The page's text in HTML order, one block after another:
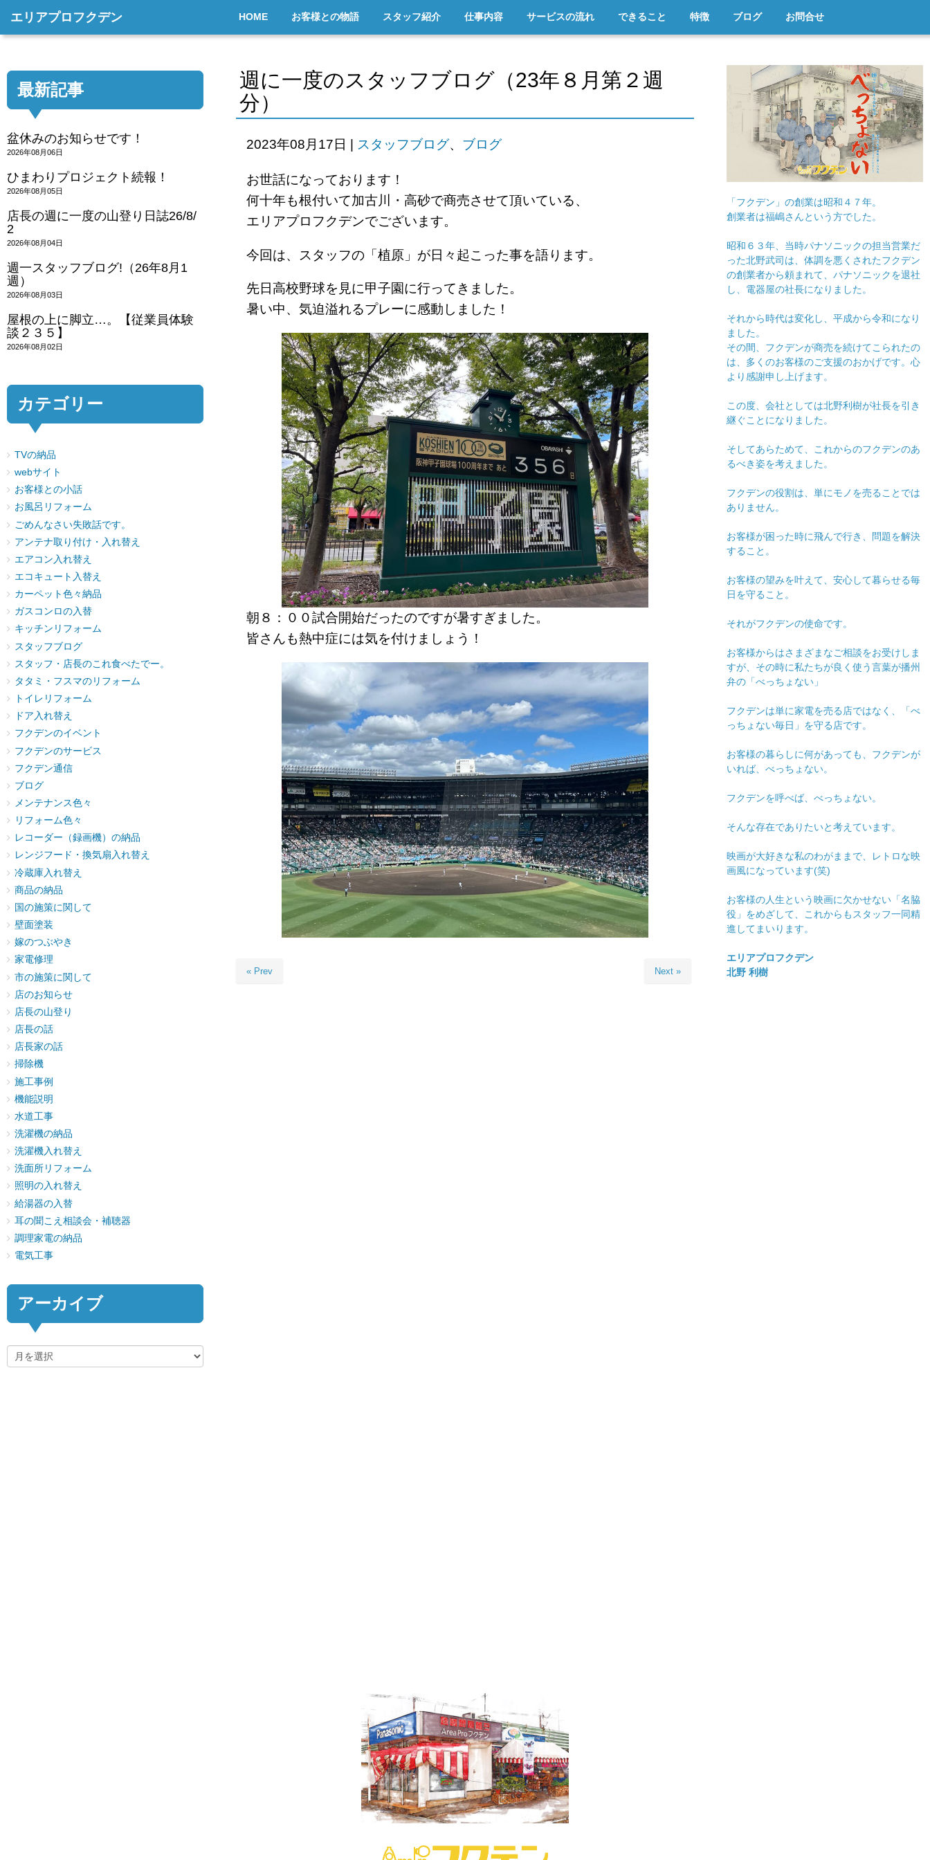
エリアプロフクデン HOME お客様との物語 スタッフ紹介 仕事内容 サービスの流れ できること 特徴 ブログ お問合せ
週に一度のスタッフブログ（23年８月第２週
分）
2023年08月17日 スタッフブログ、 ブログ
お世話になっております！
何十年も根付いて加古川・高砂で商売させて頂いている、
エリアプロフクデンでございます。
今回は、スタッフの「植原」が日々起こった事を語ります。
先日高校野球を見に甲子園に行ってきました。
暑い中、気迫溢れるプレーに感動しました！
朝８：００試合開始だったのですが暑すぎました。
皆さんも熱中症には気を付けましょう！
« Prev Next »
最新記事
盆休みのお知らせです！
2026年08月06日
ひまわりプロジェクト続報！
2026年08月05日
店長の週に一度の山登り日誌26/8/
2
2026年08月04日
週一スタッフブログ!（26年8月1
週）
2026年08月03日
屋根の上に脚立…。【従業員体験
談２３５】
2026年08月02日
カテゴリー
TVの納品
webサイト
お客様との小話
お風呂リフォーム
ごめんなさい失敗話です。
アンテナ取り付け・入れ替え
エアコン入れ替え
エコキュート入替え
カーペット色々納品
ガスコンロの入替
キッチンリフォーム
スタッフブログ
スタッフ・店長のこれ食べたでー。
タタミ・フスマのリフォーム
トイレリフォーム
ドア入れ替え
フクデンのイベント
フクデンのサービス
フクデン通信
ブログ
メンテナンス色々
リフォーム色々
レコーダー（録画機）の納品
レンジフード・換気扇入れ替え
冷蔵庫入れ替え
商品の納品
国の施策に関して
壁面塗装
嫁のつぶやき
家電修理
市の施策に関して
店のお知らせ
店長の山登り
店長の話
店長家の話
掃除機
施工事例
機能説明
水道工事
洗濯機の納品
洗濯機入れ替え
洗面所リフォーム
照明の入れ替え
給湯器の入替
耳の聞こえ相談会・補聴器
調理家電の納品
電気工事
アーカイブ
「フクデン」の創業は昭和４７年。
創業者は福嶋さんという方でした。
昭和６３年、当時パナソニックの担当営業だ
った北野武司は、体調を悪くされたフクデン
の創業者から頼まれて、パナソニックを退社
し、電器屋の社長になりました。
それから時代は変化し、平成から令和になり
ました。
その間、フクデンが商売を続けてこられたの
は、多くのお客様のご支援のおかげです。心
より感謝申し上げます。
この度、会社としては北野利樹が社長を引き
継ぐことになりました。
そしてあらためて、これからのフクデンのあ
るべき姿を考えました。
フクデンの役割は、単にモノを売ることでは
ありません。
お客様が困った時に飛んで行き、問題を解決
すること。
お客様の望みを叶えて、安心して暮らせる毎
日を守ること。
それがフクデンの使命です。
お客様からはさまざまなご相談をお受けしま
すが、その時に私たちが良く使う言葉が播州
弁の「べっちょない」
フクデンは単に家電を売る店ではなく、「べ
っちょない毎日」を守る店です。
お客様の暮らしに何があっても、フクデンが
いれば、べっちょない。
フクデンを呼べば、べっちょない。
そんな存在でありたいと考えています。
映画が大好きな私のわがままで、レトロな映
画風になっています(笑)
お客様の人生という映画に欠かせない「名脇
役」をめざして、これからもスタッフ一同精
進してまいります。
エリアプロフクデン
北野 利樹